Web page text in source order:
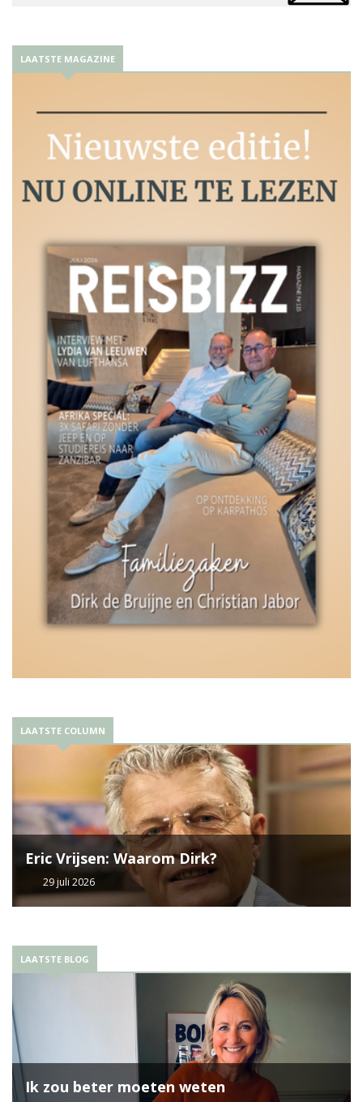
LAATSTE MAGAZINE
LAATSTE COLUMN
Eric Vrijsen: Waarom Dirk?
29 juli 2026
LAATSTE BLOG
Ik zou beter moeten weten